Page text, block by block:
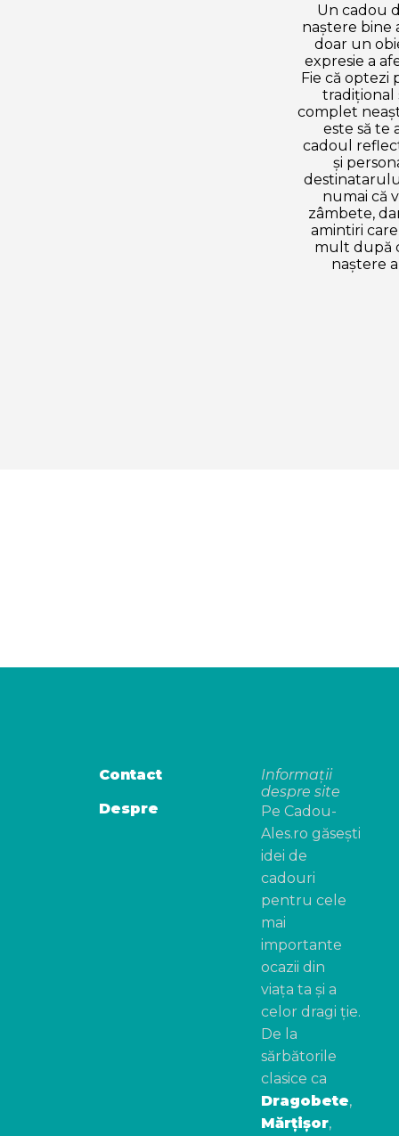
Un cadou
naștere bine
doar un
expresie a
Fie că optezi
tradițional
complet
este să te
cadoul
și
numai că
zâmbete,
amintiri
mult după
naștere
Contact
Despre
Informații
despre site
Pe Cadou-
Ales.ro găsești
idei de
cadouri
pentru cele
mai
importante
ocazii din
viața ta și a
celor dragi ție.
De la
sărbătorile
clasice ca
Dragobete,
Mărțișor,